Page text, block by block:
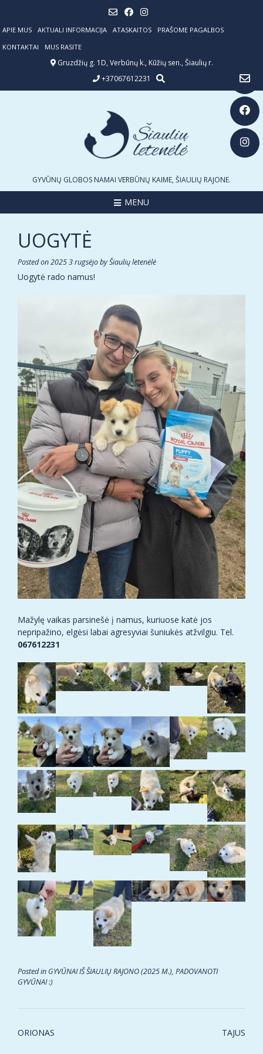
content
APIE MUS AKTUALI INFORMACIJA ATASKAITOS
PRAŠOME PAGALBOS
KONTAKTAI
MUS RASITE
Gruzdžių g. 1D, Verbūnų k., Kūžių sen., Šiaulių r.
+37067612231
GYVŪNŲ GLOBOS NAMAI VERBŪNŲ KAIME, ŠIAULIŲ RAJONE.
MENU
UOGYTĖ
Posted on2025 3 rugsėjobyŠiaulių letenėlė
Uogytė rado namus!
Mažylę vaikas parsinešė į namus, kuriuose katė jos
nepripažino, elgėsi labai agresyviai šuniukės atžvilgiu. Tel.
067612231
Posted in GYVŪNAI IŠ ŠIAULIŲ RAJONO (2025 M.), PADOVANOTI
GYVŪNAI :)
Post
ORIONAS TAJUS